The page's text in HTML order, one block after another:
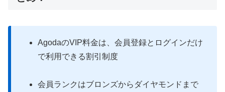
AgodaのVIP料金は、会員登録とログインだけ
で利用できる割引制度
会員ランクはブロンズからダイヤモンドまで